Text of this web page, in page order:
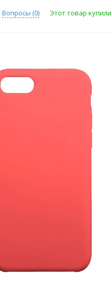
Вопросы (0) Этот товар